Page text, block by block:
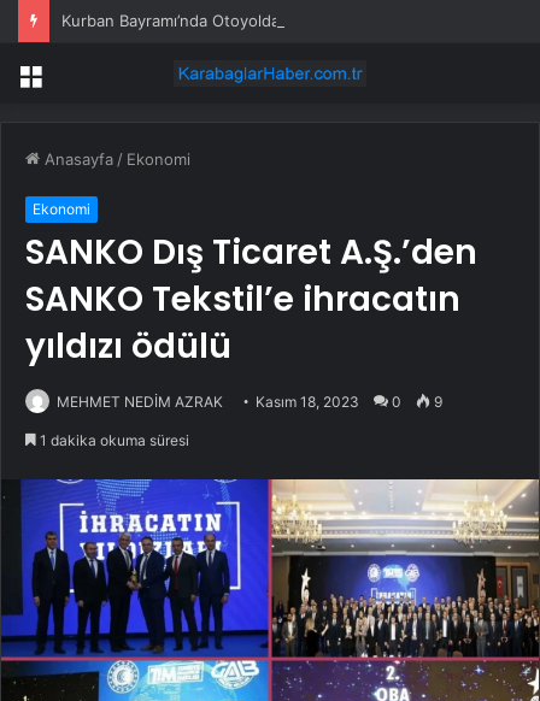
Kurban Bayramı’nda Otoyolda Yoğunluk
Menü
Anasayfa / Ekonomi
Ekonomi
SANKO Dış Ticaret A.Ş.’den
SANKO Tekstil’e ihracatın
yıldızı ödülü
MEHMET NEDİM AZRAK Kasım 18, 2023 0 9
1 dakika okuma süresi